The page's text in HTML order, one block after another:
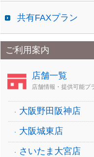
共有FAXプラン
ご利用案内
店舗一覧
店舗情報・提供可能プ
大阪野田阪神店
大阪城東店
さいたま大宮店